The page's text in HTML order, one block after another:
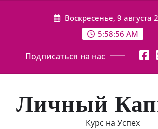
Воскресенье, 9 августа
5:58:57 AM
Подписаться на нас
Личный
Курс на Успех